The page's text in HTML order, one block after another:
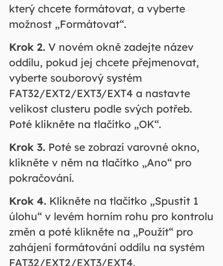
který chcete formátovat, a vyberte
možnost „Formátovat“.
Krok 2.V novém okně zadejte název
oddílu, pokud jej chcete přejmenovat,
vyberte souborový systém
FAT32/EXT2/EXT3/EXT4 a nastavte
velikost clusteru podle svých potřeb.
Poté klikněte na tlačítko „OK“.
Krok 3.Poté se zobrazí varovné okno,
klikněte v něm na tlačítko „Ano“ pro
pokračování.
Krok 4.Klikněte na tlačítko „Spustit 1
úlohu“ v levém horním rohu pro kontrolu
změn a poté klikněte na „Použít“ pro
zahájení formátování oddílu na systém
FAT32/EXT2/EXT3/EXT4.